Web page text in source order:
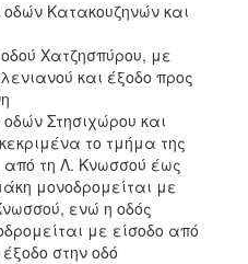
Κατακουζηνών και
Χατζησπύρου, με
και έξοδο προς
Στησιχώρου και
το τμήμα της
από τη Λ. Κνωσσού έως
μονοδρομείται με
ενώ η οδός
με είσοδο από
στην οδό